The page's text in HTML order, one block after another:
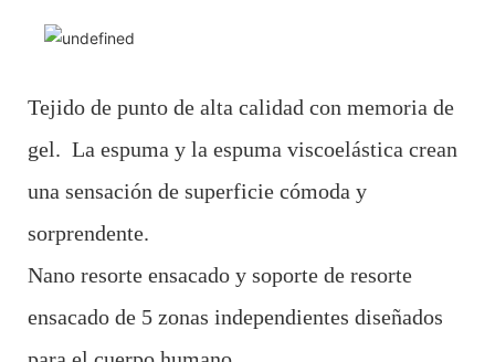
Tejido de punto de alta calidad con memoria de
gel. La espuma y la espuma viscoelástica crean
una sensación de superficie cómoda y
sorprendente.
Nano resorte ensacado y soporte de resorte
ensacado de 5 zonas independientes diseñados